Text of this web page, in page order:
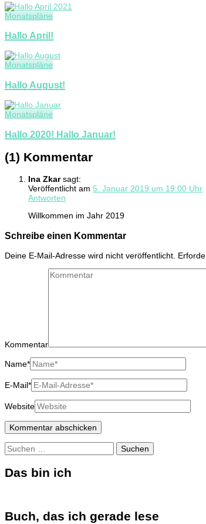
Monatspläne
Hallo April!
Monatspläne
Hallo August!
Monatspläne
Hallo 2020! Hallo Januar!
(1) Kommentar
Ina Zkar sagt:
Veröffentlicht am 5. Januar 2019 um 19:00 Uhr
Antworten
Willkommen im Jahr 2019
Schreibe einen Kommentar
Deine E-Mail-Adresse wird nicht veröffentlicht.
Kommentar
Name*
E-Mail*
Website
Suchen
nach:
Das bin ich
Buch, das ich gerade lese